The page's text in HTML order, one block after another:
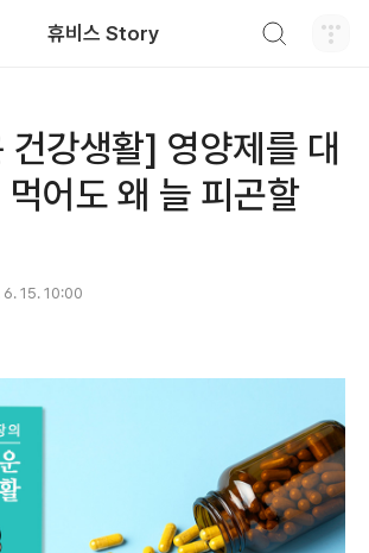
휴비스 Story
건강생활] 영양제를 대
어도 왜 늘 피곤할
15. 10:00